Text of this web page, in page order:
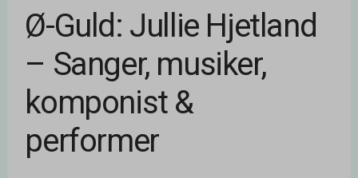
Ø-Guld: Jullie Hjetland
– Sanger, musiker,
komponist &
performer